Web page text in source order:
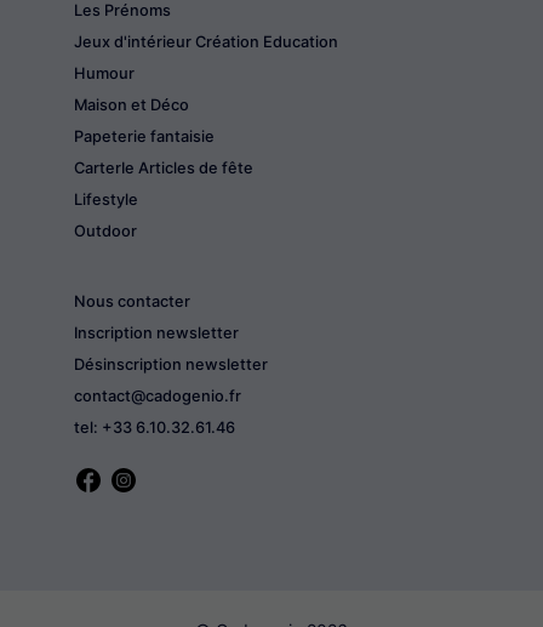
Les Prénoms
Jeux d'intérieur Création Education
Humour
Maison et Déco
Papeterie fantaisie
CarterIe Articles de fête
Lifestyle
Outdoor
Nous contacter
Inscription newsletter
Désinscription newsletter
contact@cadogenio.fr
tel: +33 6.10.32.61.46